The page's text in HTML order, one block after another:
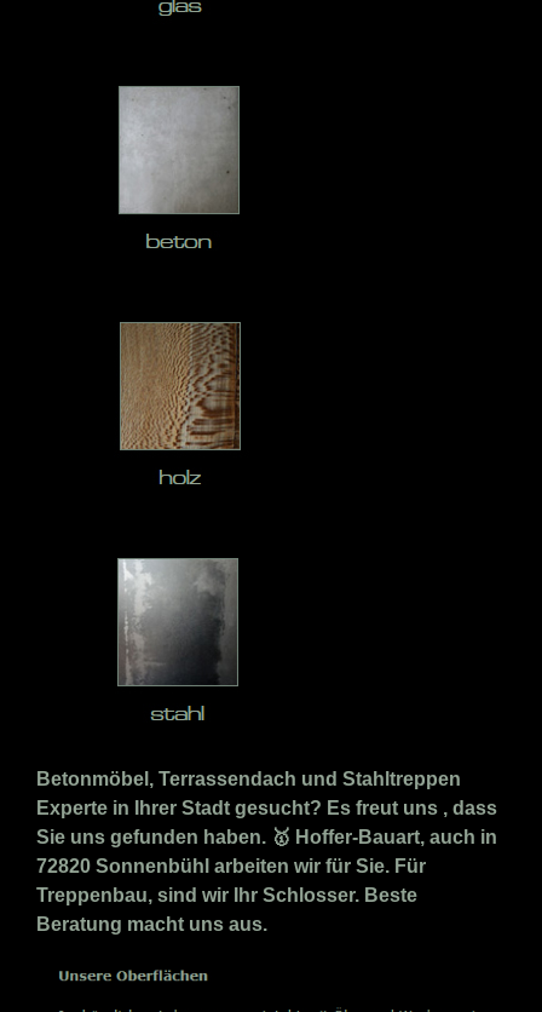
Betonmöbel, Terrassendach und Stahltreppen
Experte in Ihrer Stadt gesucht? Es freut uns , dass
Sie uns gefunden haben. 🥇 Hoffer-Bauart, auch in
72820 Sonnenbühl arbeiten wir für Sie. Für
Treppenbau, sind wir Ihr Schlosser. Beste
Beratung macht uns aus.